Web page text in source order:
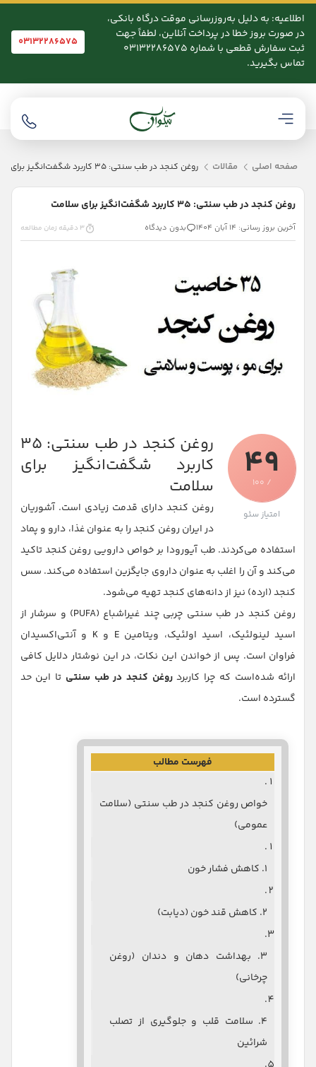
اطلاعیه: به دلیل به‌روزرسانی موقت درگاه بانکی،
در صورت بروز خطا در پرداخت آنلاین، لطفاً جهت
ثبت سفارش قطعی با شماره 03132286575
تماس بگیرید.
03132286575
صفحه اصلی مقالات روغن کنجد در طب سنتی: ۳۵ کاربرد شگفت‌انگیز برای سلامت
روغن کنجد در طب سنتی: ۳۵ کاربرد شگفت‌انگیز برای سلامت
آخرین بروز رسانی: 14 آبان 1404 بدون دیدگاه 3 دقیقه زمان مطالعه
49
/ 100
امتیاز سئو
روغن کنجد در طب سنتی: ۳۵
کاربرد شگفت‌انگیز برای
سلامت
روغن کنجد دارای قدمت زیادی است. آشوریان
در ایران روغن کنجد را به عنوان غذا، دارو و پماد
استفاده می‌کردند. طب آیورودا بر خواص دارویی روغن کنجد تاکید
می‌کند و آن را اغلب به عنوان داروی جایگزین استفاده می‌کند. سس
کنجد (ارده) نیز از دانه‌های کنجد تهیه می‌شود.
روغن کنجد در طب سنتی چربی چند غیراشباع (PUFA) و سرشار از
اسید لینولئیک، اسید اولئیک، ویتامین E و K و آنتی‌اکسیدان
فراوان است. پس از خواندن این نکات، در این نوشتار دلایل کافی
ارائه شده‌است که چرا کاربردروغن کنجد در طب سنتی تا این حد
گسترده است.
فهرست مطالب
خواص روغن کنجد در طب سنتی (سلامت
عمومی)
۱. کاهش فشار خون
۲. کاهش قند خون (دیابت)
۳. بهداشت دهان و دندان (روغن
چرخانی)
۴. سلامت قلب و جلوگیری از تصلب
شرائین